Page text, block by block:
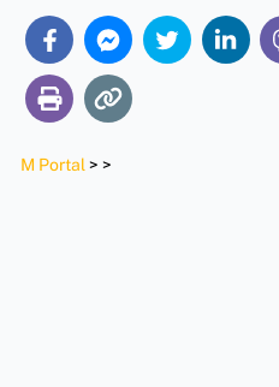
M Portal > >